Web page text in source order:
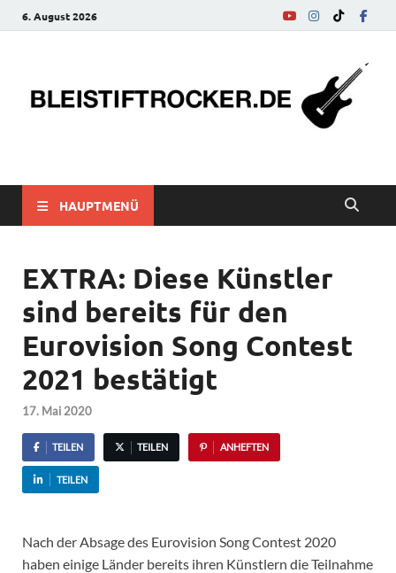
6. August 2026
bleistiftrocker.de
HAUPTMENÜ
EXTRA: Diese Künstler
sind bereits für den
Eurovision Song Contest
2021 bestätigt
17. Mai 2020
TEILEN TEILEN ANHEFTEN
TEILEN
Nach der Absage des Eurovision Song Contest 2020
haben einige Länder bereits ihren Künstlern die Teilnahme